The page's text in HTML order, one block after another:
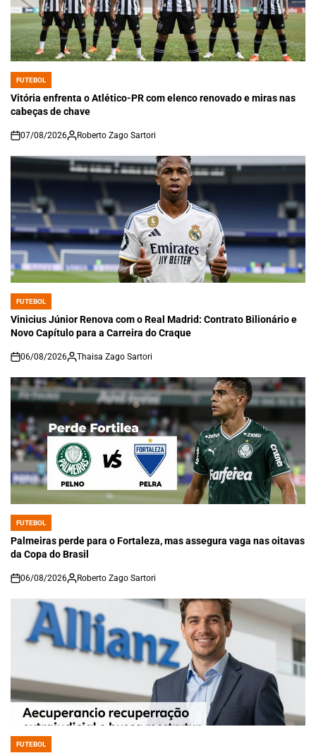
POSTED
IN
FUTEBOL
Vitória enfrenta o Atlético-PR com elenco renovado e miras nas
cabeças de chave
on
07/08/2026 Roberto Zago Sartori
POSTED
IN
FUTEBOL
Vinicius Júnior Renova com o Real Madrid: Contrato Bilionário e
Novo Capítulo para a Carreira do Craque
on
06/08/2026 Thaisa Zago Sartori
POSTED
IN
FUTEBOL
Palmeiras perde para o Fortaleza, mas assegura vaga nas oitavas
da Copa do Brasil
on
06/08/2026 Roberto Zago Sartori
POSTED
FUTEBOL